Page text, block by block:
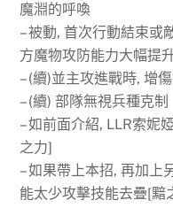
魔淵的呼喚
– 被動, 首次行動結束或
方魔物攻防能力大幅提
– (續)並主攻進戰時, 增
– (續) 部隊無視兵種克制
– 如前面介紹, LLR索妮
之力]
– 如果帶上本招, 再加上
能太少攻擊技能去疊[黯